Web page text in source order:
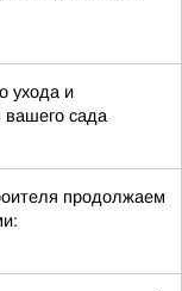
ухода и
сада
продолжаем